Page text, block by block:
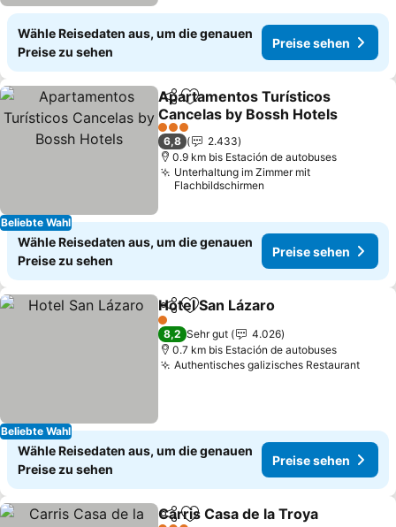
Wähle Reisedaten aus, um die genauen
Preise zu sehen
Preise sehen
Beliebte Wahl
TeilenZu Favoriten hinzufügen
Apartamentos Turísticos
Cancelas by Bossh Hotels
3 Sterne
6,8
2.433
0.9 km bis Estación de autobuses
Unterhaltung im Zimmer mit
Flachbildschirmen
Wähle Reisedaten aus, um die genauen
Preise zu sehen
Preise sehen
Beliebte Wahl
TeilenZu Favoriten hinzufügen
Hotel San Lázaro
1 Sterne
8,2 Sehr gut
4.026
0.7 km bis Estación de autobuses
Authentisches galizisches Restaurant
Wähle Reisedaten aus, um die genauen
Preise zu sehen
Preise sehen
TeilenZu Favoriten hinzufügen
Carris Casa de la Troya